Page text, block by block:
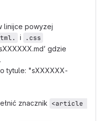
linijce powyzej
i
.css
gdzie
tytule: "sXXXXXX-
znacznik <article